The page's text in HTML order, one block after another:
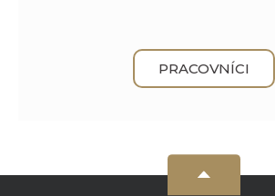
PRACOVNÍCI